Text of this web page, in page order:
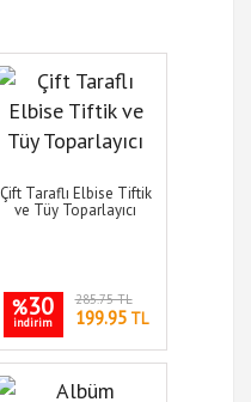
Çift Taraflı Elbise Tiftik
ve Tüy Toparlayıcı
%30
indirim
285.75 TL
199.95TL